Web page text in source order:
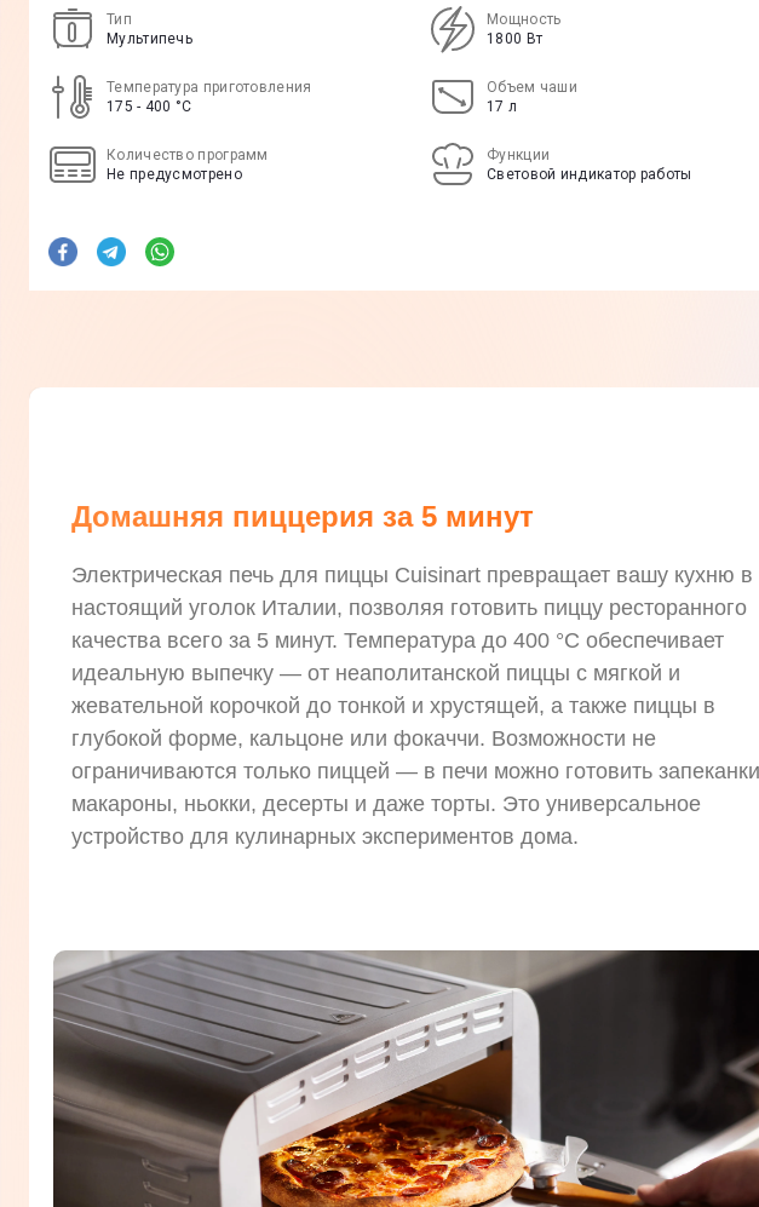
Тип
Мультипечь
Мощность
1800 Вт
Температура приготовления
175 - 400 °C
Объем чаши
17 л
Количество программ
Не предусмотрено
Функции
Световой индикатор работы
Домашняя пиццерия за 5 минут
Электрическая печь для пиццы Cuisinart превращает вашу кухню в
настоящий уголок Италии, позволяя готовить пиццу ресторанного
качества всего за 5 минут. Температура до 400 °C обеспечивает
идеальную выпечку — от неаполитанской пиццы с мягкой и
жевательной корочкой до тонкой и хрустящей, а также пиццы в
глубокой форме, кальцоне или фокаччи. Возможности не
ограничиваются только пиццей — в печи можно готовить
макароны, ньокки, десерты и даже торты. Это универсальное
устройство для кулинарных экспериментов дома.